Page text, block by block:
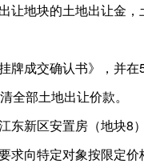
让地块的土地出让金
牌成交确认书》，并
全部土地出让价款。
东新区安置房（地块
求向特定对象按限定